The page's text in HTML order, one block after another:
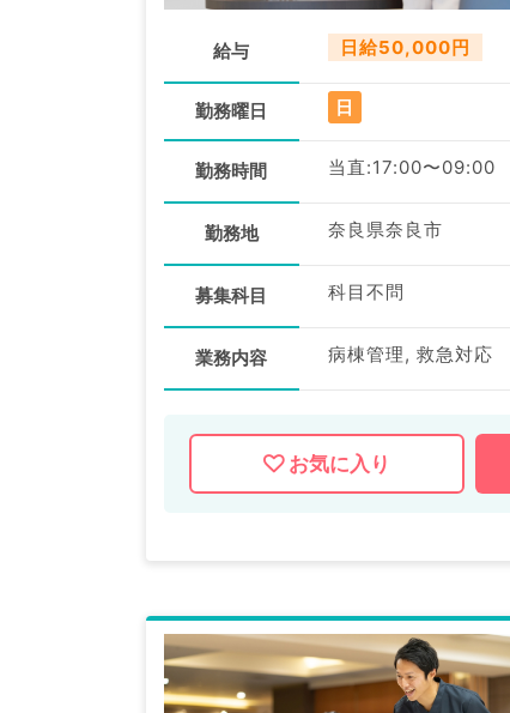
給与 日給50,000円
勤務曜日 日
勤務時間 当直:17:00〜09:00
勤務地 奈良県奈良市
募集科目 科目不問
業務内容 病棟管理, 救急対応
お気に入り